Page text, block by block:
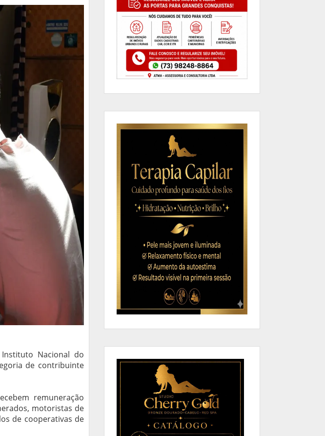
Nacional do
de contribuinte
remuneração
motoristas de
de cooperativas de